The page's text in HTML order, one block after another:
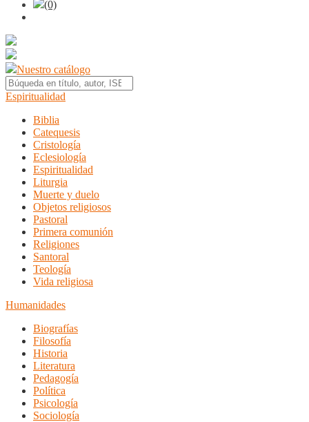
(0)
Nuestro catálogo
Espiritualidad
Biblia
Catequesis
Cristología
Eclesiología
Espiritualidad
Liturgia
Muerte y duelo
Objetos religiosos
Pastoral
Primera comunión
Religiones
Santoral
Teología
Vida religiosa
Humanidades
Biografías
Filosofía
Historia
Literatura
Pedagogía
Política
Psicología
Sociología